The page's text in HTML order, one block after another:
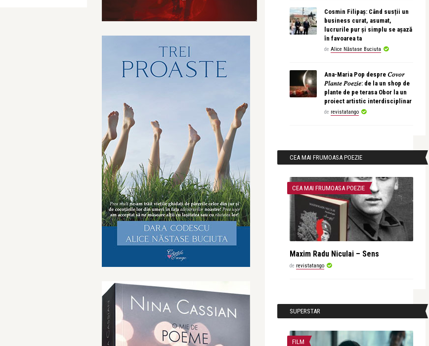
Cosmin Filipaș: Când susții un
business curat, asumat,
lucrurile pur și simplu se așază
în favoarea ta
de Alice Năstase Buciuta
Ana-Maria Pop despre 𝐶𝑜𝑣𝑜𝑟
𝑃𝑙𝑎𝑛𝑡𝑒 𝑃𝑜𝑒𝑧𝑖𝑒: de la un shop de
plante de pe terasa Obor la un
proiect artistic interdisciplinar
de revistatango
CEA MAI FRUMOASA POEZIE
CEA MAI FRUMOASA POEZIE
Maxim Radu Niculai – Sens
de revistatango
SUPERSTAR
FILM